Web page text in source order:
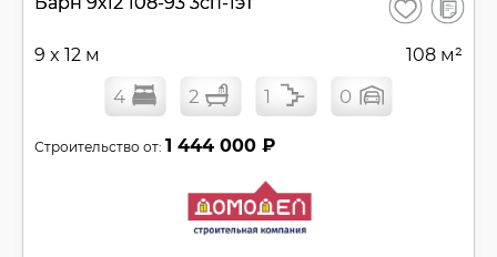
Сохранить
9 x 12 м 108 м²
4 2 1 0
Строительство от: 1 444 000 ₽